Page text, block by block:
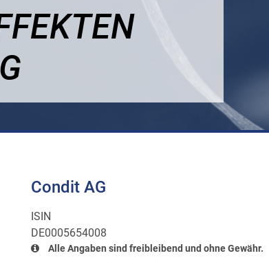
Condit AG
ISIN
DE0005654008
Alle Angaben sind freibleibend und ohne Gewähr.